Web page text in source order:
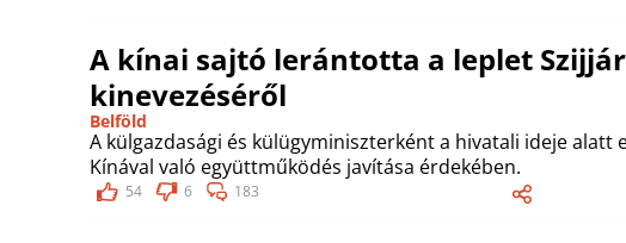
A kínai sajtó lerántotta a leplet
kinevezéséről
Belföld
A külgazdasági és külügyminiszterként a hivatali ideje alatt
Kínával való együttműködés javítása érdekében.
54 6 183